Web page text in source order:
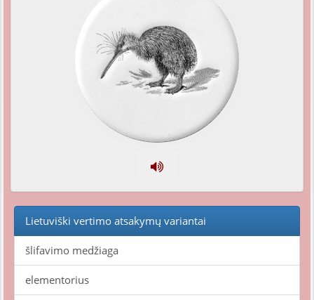
Lietuviški vertimo atsakymų variantai
šlifavimo medžiaga
elementorius